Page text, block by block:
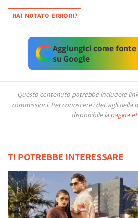
HAI NOTATO ERRORI?
Aggiungici come
su Google
Questo contenuto potrebbe includere
commissioni. Per conoscere i dettagli della
disponibile la pagina
TI POTREBBE INTERESSARE